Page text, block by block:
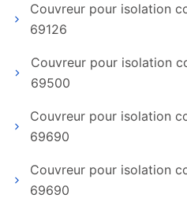
Couvreur pour isolation
69126
Couvreur pour isolation
69500
Couvreur pour isolation
69690
Couvreur pour isolation
69690